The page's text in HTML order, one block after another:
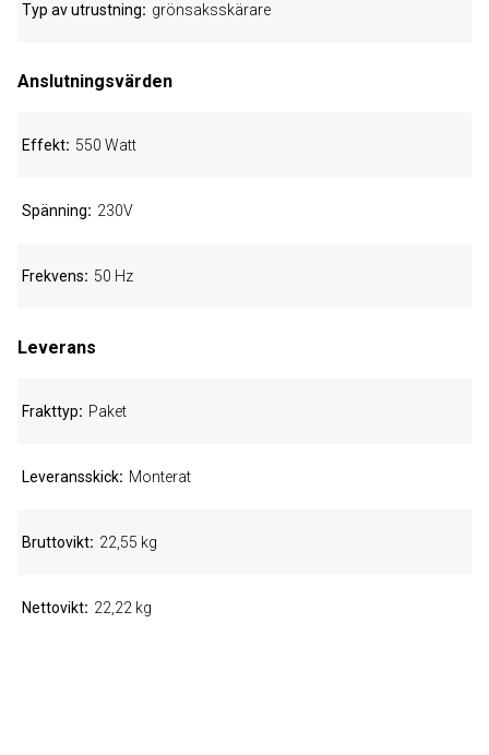
Typ av utrustning grönsaksskärare
Anslutningsvärden
Effekt 550 Watt
Spänning 230V
Frekvens 50 Hz
Leverans
Frakttyp Paket
Leveransskick Monterat
Bruttovikt 22,55 kg
Nettovikt 22,22 kg